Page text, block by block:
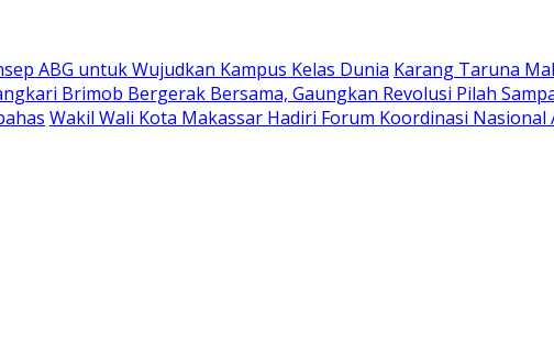
ABG untuk Wujudkan Kampus Kelas Dunia Karang Taruna
Brimob Bergerak Bersama, Gaungkan Revolusi Pilah
Wakil Wali Kota Makassar Hadiri Forum Koordinasi Nasional